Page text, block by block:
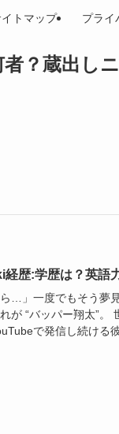
者？蔵出し
トマップ プライ
歴:学歴は？英語
ら…」一度でもそう夢
が “バッパー翔太”。
で発信し続ける